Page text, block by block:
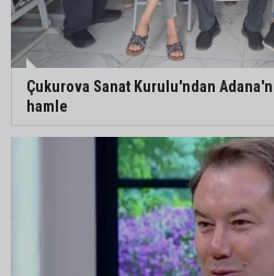
Çukurova Sanat Kurulu'ndan
hamle